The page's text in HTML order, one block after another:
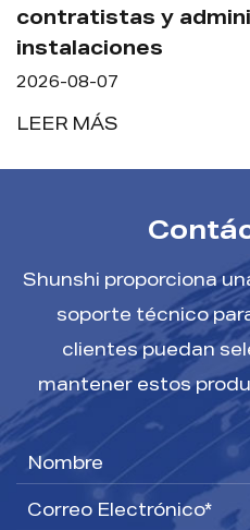
y
Shunshi proporciona
soporte técnico
clientes puedan
mantener estos